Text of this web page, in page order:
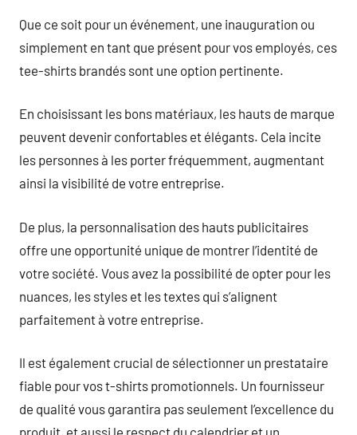
Que ce soit pour un événement, une inauguration ou
simplement en tant que présent pour vos employés, ces
tee-shirts brandés sont une option pertinente.
En choisissant les bons matériaux, les hauts de marque
peuvent devenir confortables et élégants. Cela incite
les personnes à les porter fréquemment, augmentant
ainsi la visibilité de votre entreprise.
De plus, la personnalisation des hauts publicitaires
offre une opportunité unique de montrer l’identité de
votre société. Vous avez la possibilité de opter pour les
nuances, les styles et les textes qui s’alignent
parfaitement à votre entreprise.
Il est également crucial de sélectionner un prestataire
fiable pour vos t-shirts promotionnels. Un fournisseur
de qualité vous garantira pas seulement l’excellence du
produit, et aussi le respect du calendrier et un